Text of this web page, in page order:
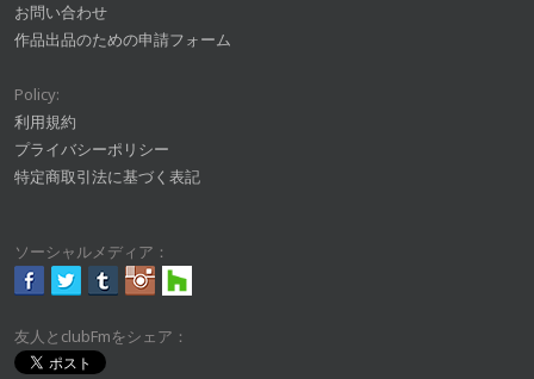
お問い合わせ
作品出品のための申請フォーム
Policy:
利用規約
プライバシーポリシー
特定商取引法に基づく表記
ソーシャルメディア：
友人とclubFmをシェア：